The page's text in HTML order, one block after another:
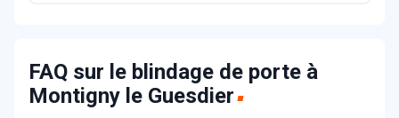
FAQ sur le blindage de porte à
Montigny le Guesdier